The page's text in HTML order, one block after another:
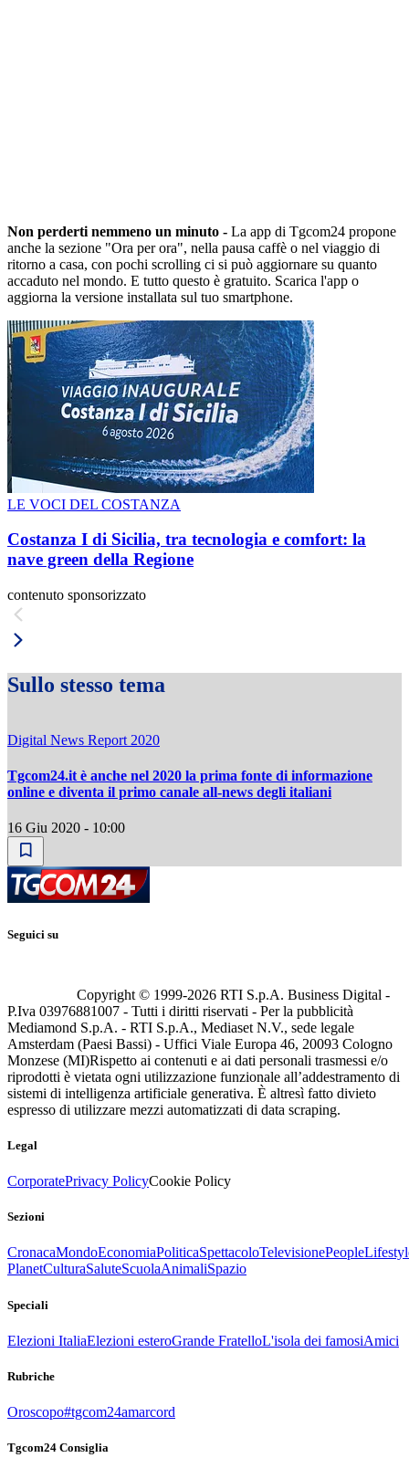
Non perderti nemmeno un minuto - La app di Tgcom24 propone
anche la sezione "Ora per ora", nella pausa caffè o nel viaggio di
ritorno a casa, con pochi scrolling ci si può aggiornare su quanto
accaduto nel mondo. E tutto questo è gratuito. Scarica l'app o
aggiorna la versione installata sul tuo smartphone.
LE VOCI DEL COSTANZA
Costanza I di Sicilia, tra tecnologia e comfort: la
nave green della Regione
contenuto sponsorizzato
Sullo stesso tema
Digital News Report 2020
Tgcom24.it è anche nel 2020 la prima fonte di informazione
online e diventa il primo canale all-news degli italiani
16 Giu 2020 - 10:00
Seguici su
Copyright © 1999-2026 RTI S.p.A. Business Digital -
P.Iva 03976881007 - Tutti i diritti riservati - Per la pubblicità
Mediamond S.p.A. - RTI S.p.A., Mediaset N.V., sede legale
Amsterdam (Paesi Bassi) - Uffici Viale Europa 46, 20093 Cologno
Monzese (MI)Rispetto ai contenuti e ai dati personali trasmessi e/o
riprodotti è vietata ogni utilizzazione funzionale all’addestramento di
sistemi di intelligenza artificiale generativa. È altresì fatto divieto
espresso di utilizzare mezzi automatizzati di data scraping.
Legal
CorporatePrivacy PolicyCookie Policy
Sezioni
CronacaMondoEconomiaPoliticaSpettacoloTelevisionePeople
PlanetCulturaSaluteScuolaAnimaliSpazio
Speciali
Elezioni ItaliaElezioni esteroGrande FratelloL'isola dei famosiAmici
Rubriche
Oroscopo#tgcom24amarcord
Tgcom24 Consiglia